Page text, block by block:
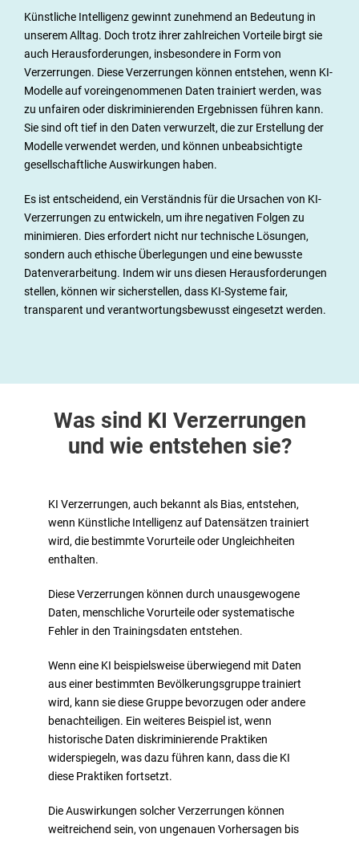
Künstliche Intelligenz gewinnt zunehmend an Bedeutung in
unserem Alltag. Doch trotz ihrer zahlreichen Vorteile birgt sie
auch Herausforderungen, insbesondere in Form von
Verzerrungen. Diese Verzerrungen können entstehen, wenn KI-
Modelle auf voreingenommenen Daten trainiert werden, was
zu unfairen oder diskriminierenden Ergebnissen führen kann.
Sie sind oft tief in den Daten verwurzelt, die zur Erstellung der
Modelle verwendet werden, und können unbeabsichtigte
gesellschaftliche Auswirkungen haben.
Es ist entscheidend, ein Verständnis für die Ursachen von KI-
Verzerrungen zu entwickeln, um ihre negativen Folgen zu
minimieren. Dies erfordert nicht nur technische Lösungen,
sondern auch ethische Überlegungen und eine bewusste
Datenverarbeitung. Indem wir uns diesen Herausforderungen
stellen, können wir sicherstellen, dass KI-Systeme fair,
transparent und verantwortungsbewusst eingesetzt werden.
Was sind KI Verzerrungen
und wie entstehen sie?
KI Verzerrungen, auch bekannt als Bias, entstehen,
wenn Künstliche Intelligenz auf Datensätzen trainiert
wird, die bestimmte Vorurteile oder Ungleichheiten
enthalten.
Diese Verzerrungen können durch unausgewogene
Daten, menschliche Vorurteile oder systematische
Fehler in den Trainingsdaten entstehen.
Wenn eine KI beispielsweise überwiegend mit Daten
aus einer bestimmten Bevölkerungsgruppe trainiert
wird, kann sie diese Gruppe bevorzugen oder andere
benachteiligen. Ein weiteres Beispiel ist, wenn
historische Daten diskriminierende Praktiken
widerspiegeln, was dazu führen kann, dass die KI
diese Praktiken fortsetzt.
Die Auswirkungen solcher Verzerrungen können
weitreichend sein, von ungenauen Vorhersagen bis
Ser
vic
e &
Akt
uell
s